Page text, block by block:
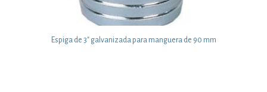
Espiga de 3″ galvanizada para manguera de 90 mm